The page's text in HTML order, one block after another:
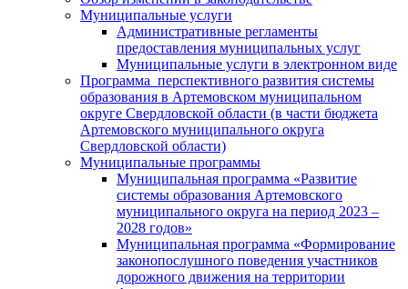
Муниципальные услуги
Административные регламенты
предоставления муниципальных услуг
Муниципальные услуги в электронном виде
Программа перспективного развития системы
образования в Артемовском муниципальном
округе Свердловской области (в части бюджета
Артемовского муниципального округа
Свердловской области)
Муниципальные программы
Муниципальная программа «Развитие
системы образования Артемовского
муниципального округа на период 2023 –
2028 годов»
Муниципальная программа «Формирование
законопослушного поведения участников
дорожного движения на территории